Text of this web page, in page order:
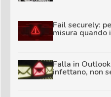
Fail securely:
misura quando
Falla in
infettano, non